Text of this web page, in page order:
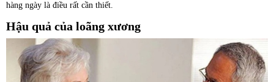
hàng ngày là điều rất cần thiết.
Hậu quả của loãng xương